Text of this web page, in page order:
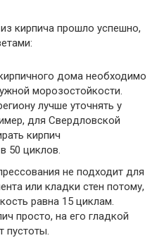
из кирпича прошло успешно,
дома необходимо
морозостойкости.
лучше уточнять у
для Свердловской
кирпич
50 циклов.
не подходит для
или кладки стен потому,
равна 15 циклам.
просто, на его гладкой
пустоты.